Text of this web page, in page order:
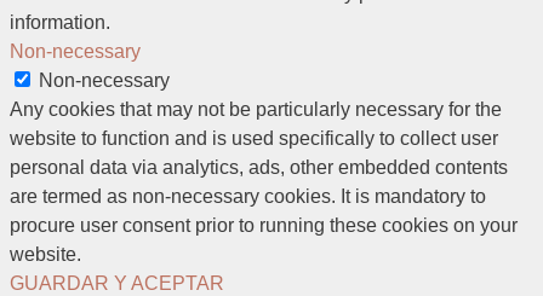
information.
Non-necessary
Non-necessary
Any cookies that may not be particularly necessary for the
website to function and is used specifically to collect user
personal data via analytics, ads, other embedded contents
are termed as non-necessary cookies. It is mandatory to
procure user consent prior to running these cookies on your
website.
GUARDAR Y ACEPTAR